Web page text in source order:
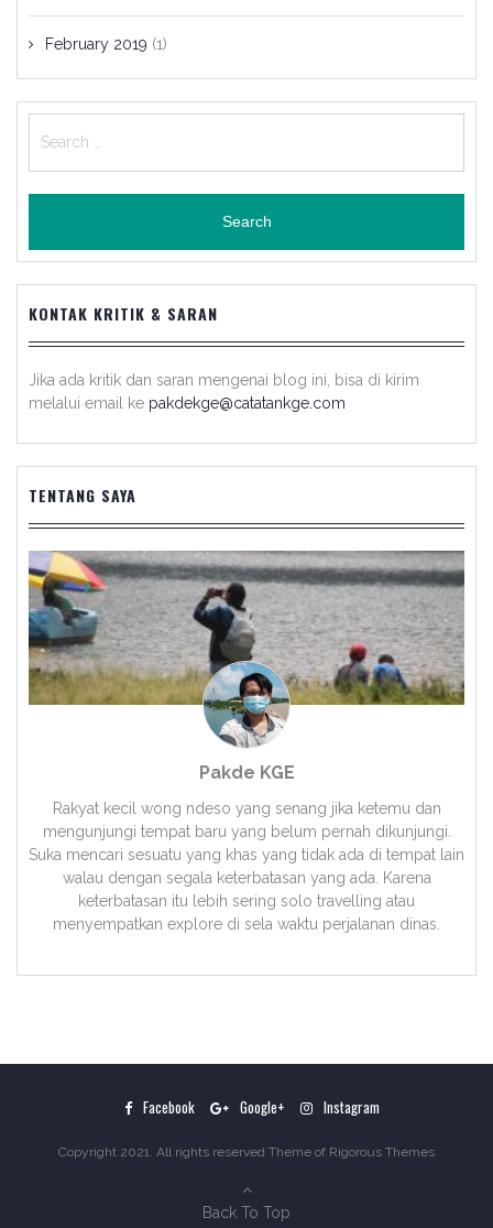
February 2019 (1)
for:
KONTAK KRITIK & SARAN
Jika ada kritik dan saran mengenai blog ini, bisa di kirim
melalui email ke pakdekge@catatankge.com
TENTANG SAYA
Pakde KGE
Rakyat kecil wong ndeso yang senang jika ketemu dan
mengunjungi tempat baru yang belum pernah dikunjungi.
Suka mencari sesuatu yang khas yang tidak ada di tempat lain
walau dengan segala keterbatasan yang ada. Karena
keterbatasan itu lebih sering solo travelling atau
menyempatkan explore di sela waktu perjalanan dinas.
Facebook Google+ Instagram
Copyright 2021. All rights reserved Theme of Rigorous Themes
Back To Top